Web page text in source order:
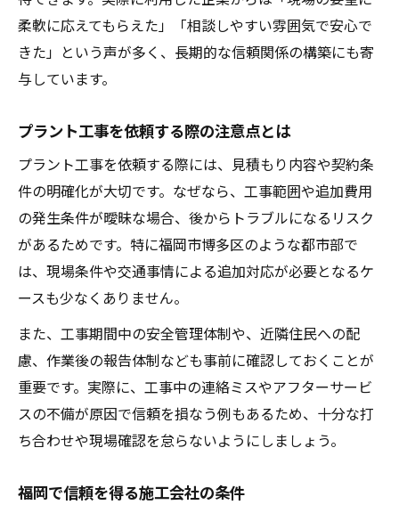
柔軟に応えてもらえた」「相談しやすい雰囲気で安心で
きた」という声が多く、長期的な信頼関係の構築にも寄
与しています。
プラント工事を依頼する際の注意点とは
プラント工事を依頼する際には、見積もり内容や契約条
件の明確化が大切です。なぜなら、工事範囲や追加費用
の発生条件が曖昧な場合、後からトラブルになるリスク
があるためです。特に福岡市博多区のような都市部で
は、現場条件や交通事情による追加対応が必要となるケ
ースも少なくありません。
また、工事期間中の安全管理体制や、近隣住民への配
慮、作業後の報告体制なども事前に確認しておくことが
重要です。実際に、工事中の連絡ミスやアフターサービ
スの不備が原因で信頼を損なう例もあるため、十分な打
ち合わせや現場確認を怠らないようにしましょう。
福岡で信頼を得る施工会社の条件